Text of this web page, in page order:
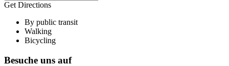
Get Directions
By public transit
Walking
Bicycling
Besuche uns auf